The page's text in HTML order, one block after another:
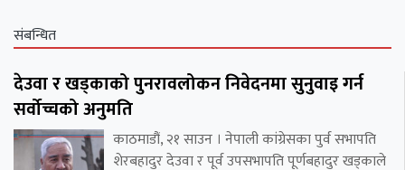
संबन्धित
देउवा र खड्काको पुनरावलोकन निवेदनमा सुनुवाइ गर्न
सर्वोच्चको अनुमति
काठमाडौं, २१ साउन । नेपाली कांग्रेसका पुर्व सभापति
शेरबहादुर देउवा र पूर्व उपसभापति पूर्णबहादुर खड्काले